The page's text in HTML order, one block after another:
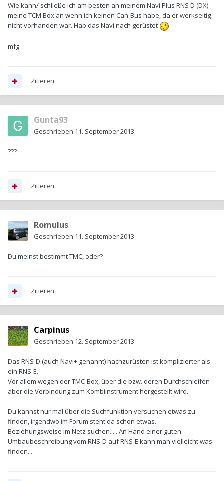
Wie kann/ schließe ich am besten an meinem Navi Plus RNS D (DX)
meine TCM Box an wenn ich keinen Can-Bus habe, da er werkseitig
nicht vorhanden war. Hab das Navi nach gerüstet
mfg
Zitieren
Gunta93
Geschrieben 11. September 2013
???
Zitieren
Romulus
Geschrieben 11. September 2013
Du meinst bestimmt TMC, oder?
Zitieren
Carpinus
Geschrieben 12. September 2013
Das RNS-D (auch Navi+ genannt) nachzurüsten ist komplizierter als
ein RNS-E.
Vor allem wegen der TMC-Box, über die bzw. deren Durchschleifen
aber die Verbindung zum Kombiinstrument hergestellt wird.
Du kannst nur mal über die Suchfunktion versuchen etwas zu
finden, irgendwo im Forum steht da schon etwas.
Beziehungsweise im Netz suchen..... An Hand einer guten
Umbaubeschreibung vom RNS-D auf RNS-E kann man vielleicht was
finden....